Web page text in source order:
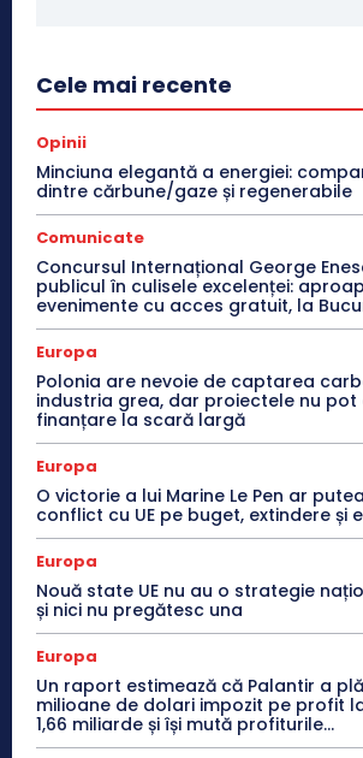
Cele mai recente
Opinii
Minciuna elegantă a energiei:
dintre cărbune/gaze și regenerabile
Comunicate
Concursul Internațional George
publicul în culisele excelenței:
evenimente cu acces gratuit, la
Europa
Polonia are nevoie de captarea
industria grea, dar proiectele nu
finanțare la scară largă
Europa
O victorie a lui Marine Le Pen ar
conflict cu UE pe buget, extindere și
Europa
Nouă state UE nu au o strategie
și nici nu pregătesc una
Europa
Un raport estimează că Palantir a
milioane de dolari impozit pe profit
1,66 miliarde și își mută profiturile...